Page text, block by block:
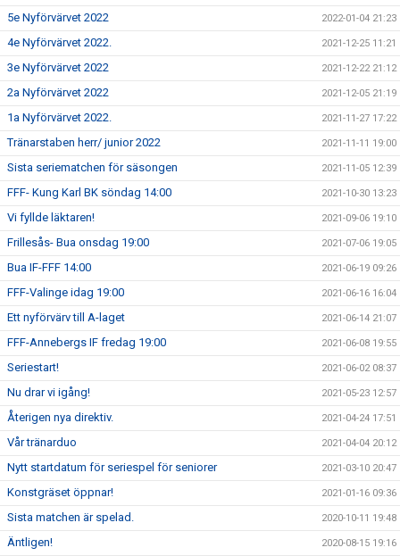
5e Nyförvärvet 2022 2022-01-04 21:23
4e Nyförvärvet 2022. 2021-12-25 11:21
3e Nyförvärvet 2022 2021-12-22 21:12
2a Nyförvärvet 2022 2021-12-05 21:19
1a Nyförvärvet 2022. 2021-11-27 17:22
Tränarstaben herr/ junior 2022 2021-11-11 19:00
Sista seriematchen för säsongen 2021-11-05 12:39
FFF- Kung Karl BK söndag 14:00 2021-10-30 13:23
Vi fyllde läktaren! 2021-09-06 19:10
Frillesås- Bua onsdag 19:00 2021-07-06 19:05
Bua IF-FFF 14:00 2021-06-19 09:26
FFF-Valinge idag 19:00 2021-06-16 16:04
Ett nyförvärv till A-laget 2021-06-14 21:07
FFF-Annebergs IF fredag 19:00 2021-06-08 19:55
Seriestart! 2021-06-02 08:37
Nu drar vi igång! 2021-05-23 12:57
Återigen nya direktiv. 2021-04-24 17:51
Vår tränarduo 2021-04-04 20:12
Nytt startdatum för seriespel för seniorer 2021-03-10 20:47
Konstgräset öppnar! 2021-01-16 09:36
Sista matchen är spelad. 2020-10-11 19:48
Äntligen! 2020-08-15 19:16